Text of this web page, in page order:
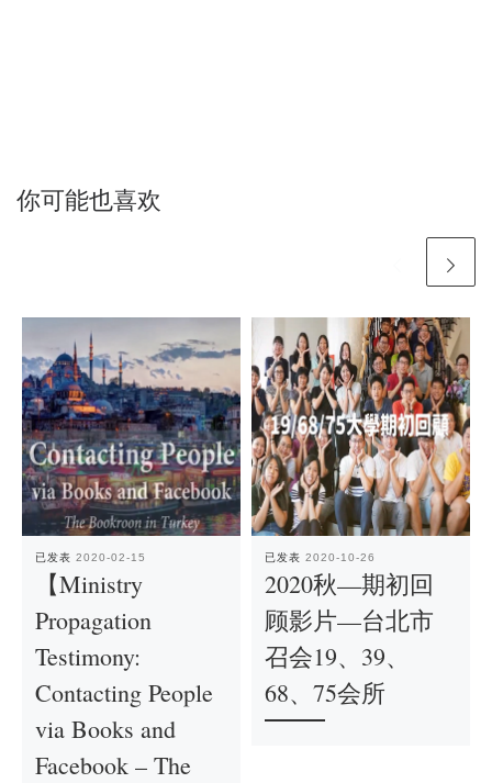
你可能也喜欢
已发表 2020-02-15
【Ministry
Propagation
Testimony:
Contacting People
via Books and
Facebook – The
已发表 2020-10-26
2020秋—期初回
顾影片—台北市
召会19、39、
68、75会所